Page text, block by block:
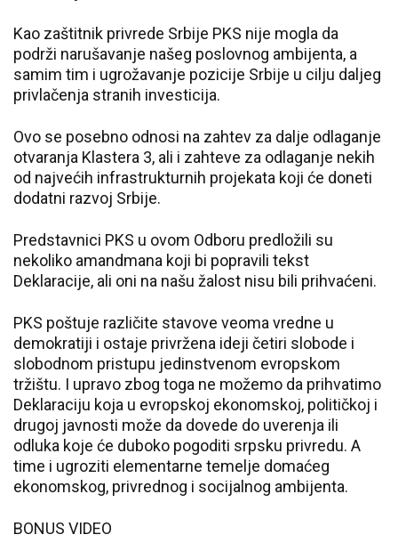
Kao zaštitnik privrede Srbije PKS nije mogla da
podrži narušavanje našeg poslovnog ambijenta, a
samim tim i ugrožavanje pozicije Srbije u cilju daljeg
privlačenja stranih investicija.
Ovo se posebno odnosi na zahtev za dalje odlaganje
otvaranja Klastera 3, ali i zahteve za odlaganje nekih
od najvećih infrastrukturnih projekata koji će doneti
dodatni razvoj Srbije.
Predstavnici PKS u ovom Odboru predložili su
nekoliko amandmana koji bi popravili tekst
Deklaracije, ali oni na našu žalost nisu bili prihvaćeni.
PKS poštuje različite stavove veoma vredne u
demokratiji i ostaje privržena ideji četiri slobode i
slobodnom pristupu jedinstvenom evropskom
tržištu. I upravo zbog toga ne možemo da prihvatimo
Deklaraciju koja u evropskoj ekonomskoj, političkoj i
drugoj javnosti može da dovede do uverenja ili
odluka koje će duboko pogoditi srpsku privredu. A
time i ugroziti elementarne temelje domaćeg
ekonomskog, privrednog i socijalnog ambijenta.
BONUS VIDEO